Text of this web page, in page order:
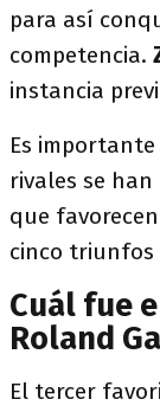
para así
competencia.
instancia
Es
rivales se
que
cinco
Cuál fue
Roland
El tercer